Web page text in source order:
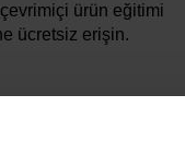
çevrimiçi ürün eğitimi
ücretsiz erişin.